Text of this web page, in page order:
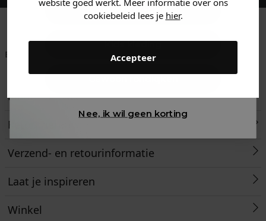
website goed werkt. Meer informatie over ons
cookiebeleid lees je hier.
Accepteer
Betaal achteraf met
Voor 23:59 besteld
Klantenservice
Retourneren
Verzend- en retourinformatie
Laat je inspireren
Winkel
Dames kleding
Kids kleding
Nee, ik wil geen korting